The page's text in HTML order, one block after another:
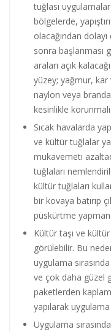
tuğlası
bölgelerde,
olacağından
sonra başlanması
araları açık
yüzey; yağmur,
naylon veya
kesinlikle
Sıcak havalarda
ve kültür tuğlalar
mukavemeti
tuğlaları
kültür tuğlaları
bir kovaya batırıp
püskürtme
Kültür taşı ve kültür
görülebilir. Bu
uygulama
ve çok daha güzel
paketlerden
yapılarak
Uygulama